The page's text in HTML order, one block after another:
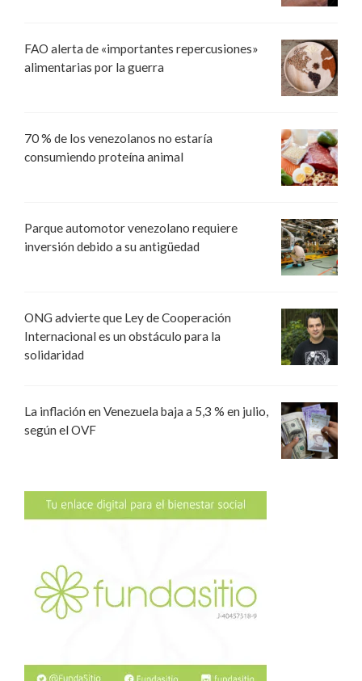
FAO alerta de «importantes repercusiones»
alimentarias por la guerra
70 % de los venezolanos no estaría
consumiendo proteína animal
Parque automotor venezolano requiere
inversión debido a su antigüedad
ONG advierte que Ley de Cooperación
Internacional es un obstáculo para la
solidaridad
La inflación en Venezuela baja a 5,3 % en julio,
según el OVF